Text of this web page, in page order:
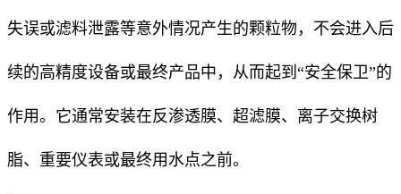
失误或滤料泄露等意外情况产生的颗粒物，不会进入后
续的高精度设备或最终产品中，从而起到“安全保卫”的
作用。它通常安装在反渗透膜、超滤膜、离子交换树
脂、重要仪表或最终用水点之前。